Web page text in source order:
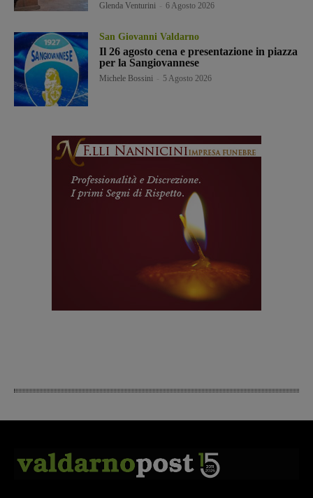
Glenda Venturini 6 Agosto 2026
San Giovanni Valdarno
Il 26 agosto cena e presentazione in piazza
per la Sangiovannese
Michele Bossini 5 Agosto 2026